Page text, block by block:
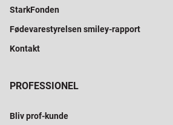
StarkFonden
Fødevarestyrelsen smiley-rapport
Kontakt
PROFESSIONEL
Bliv prof-kunde